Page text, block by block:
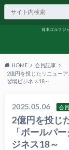
日本ゴルフジ
HOME
会員記事
2億円を投じたリニュー
習場ビジネス18～
2025.05.06 会
2億円を投じ
「ボールパ
ジネス18～